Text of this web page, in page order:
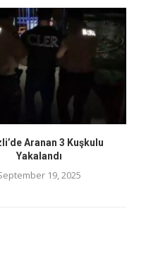
Aranan 3 Kuşkulu
Yakalandı
19, 2025